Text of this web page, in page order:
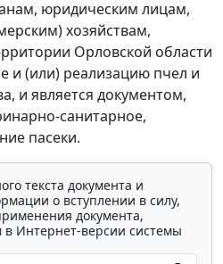
юридическим лицам,
хозяйствам,
Орловской области
и (или) реализацию пчел и
и является документом,
санитарное,
пасеки.
текста документа и
о вступлении в силу,
документа,
в Интернет-версии системы